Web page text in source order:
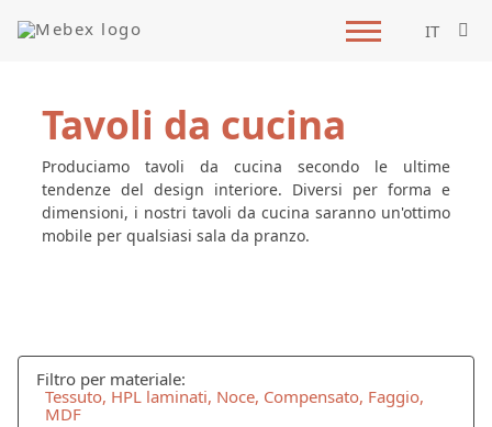
IT
Tavoli da cucina
Produciamo tavoli da cucina secondo le ultime
tendenze del design interiore. Diversi per forma e
dimensioni, i nostri tavoli da cucina saranno un'ottimo
mobile per qualsiasi sala da pranzo.
Filtro per materiale:
Tessuto, HPL laminati, Noce, Compensato, Faggio,
MDF